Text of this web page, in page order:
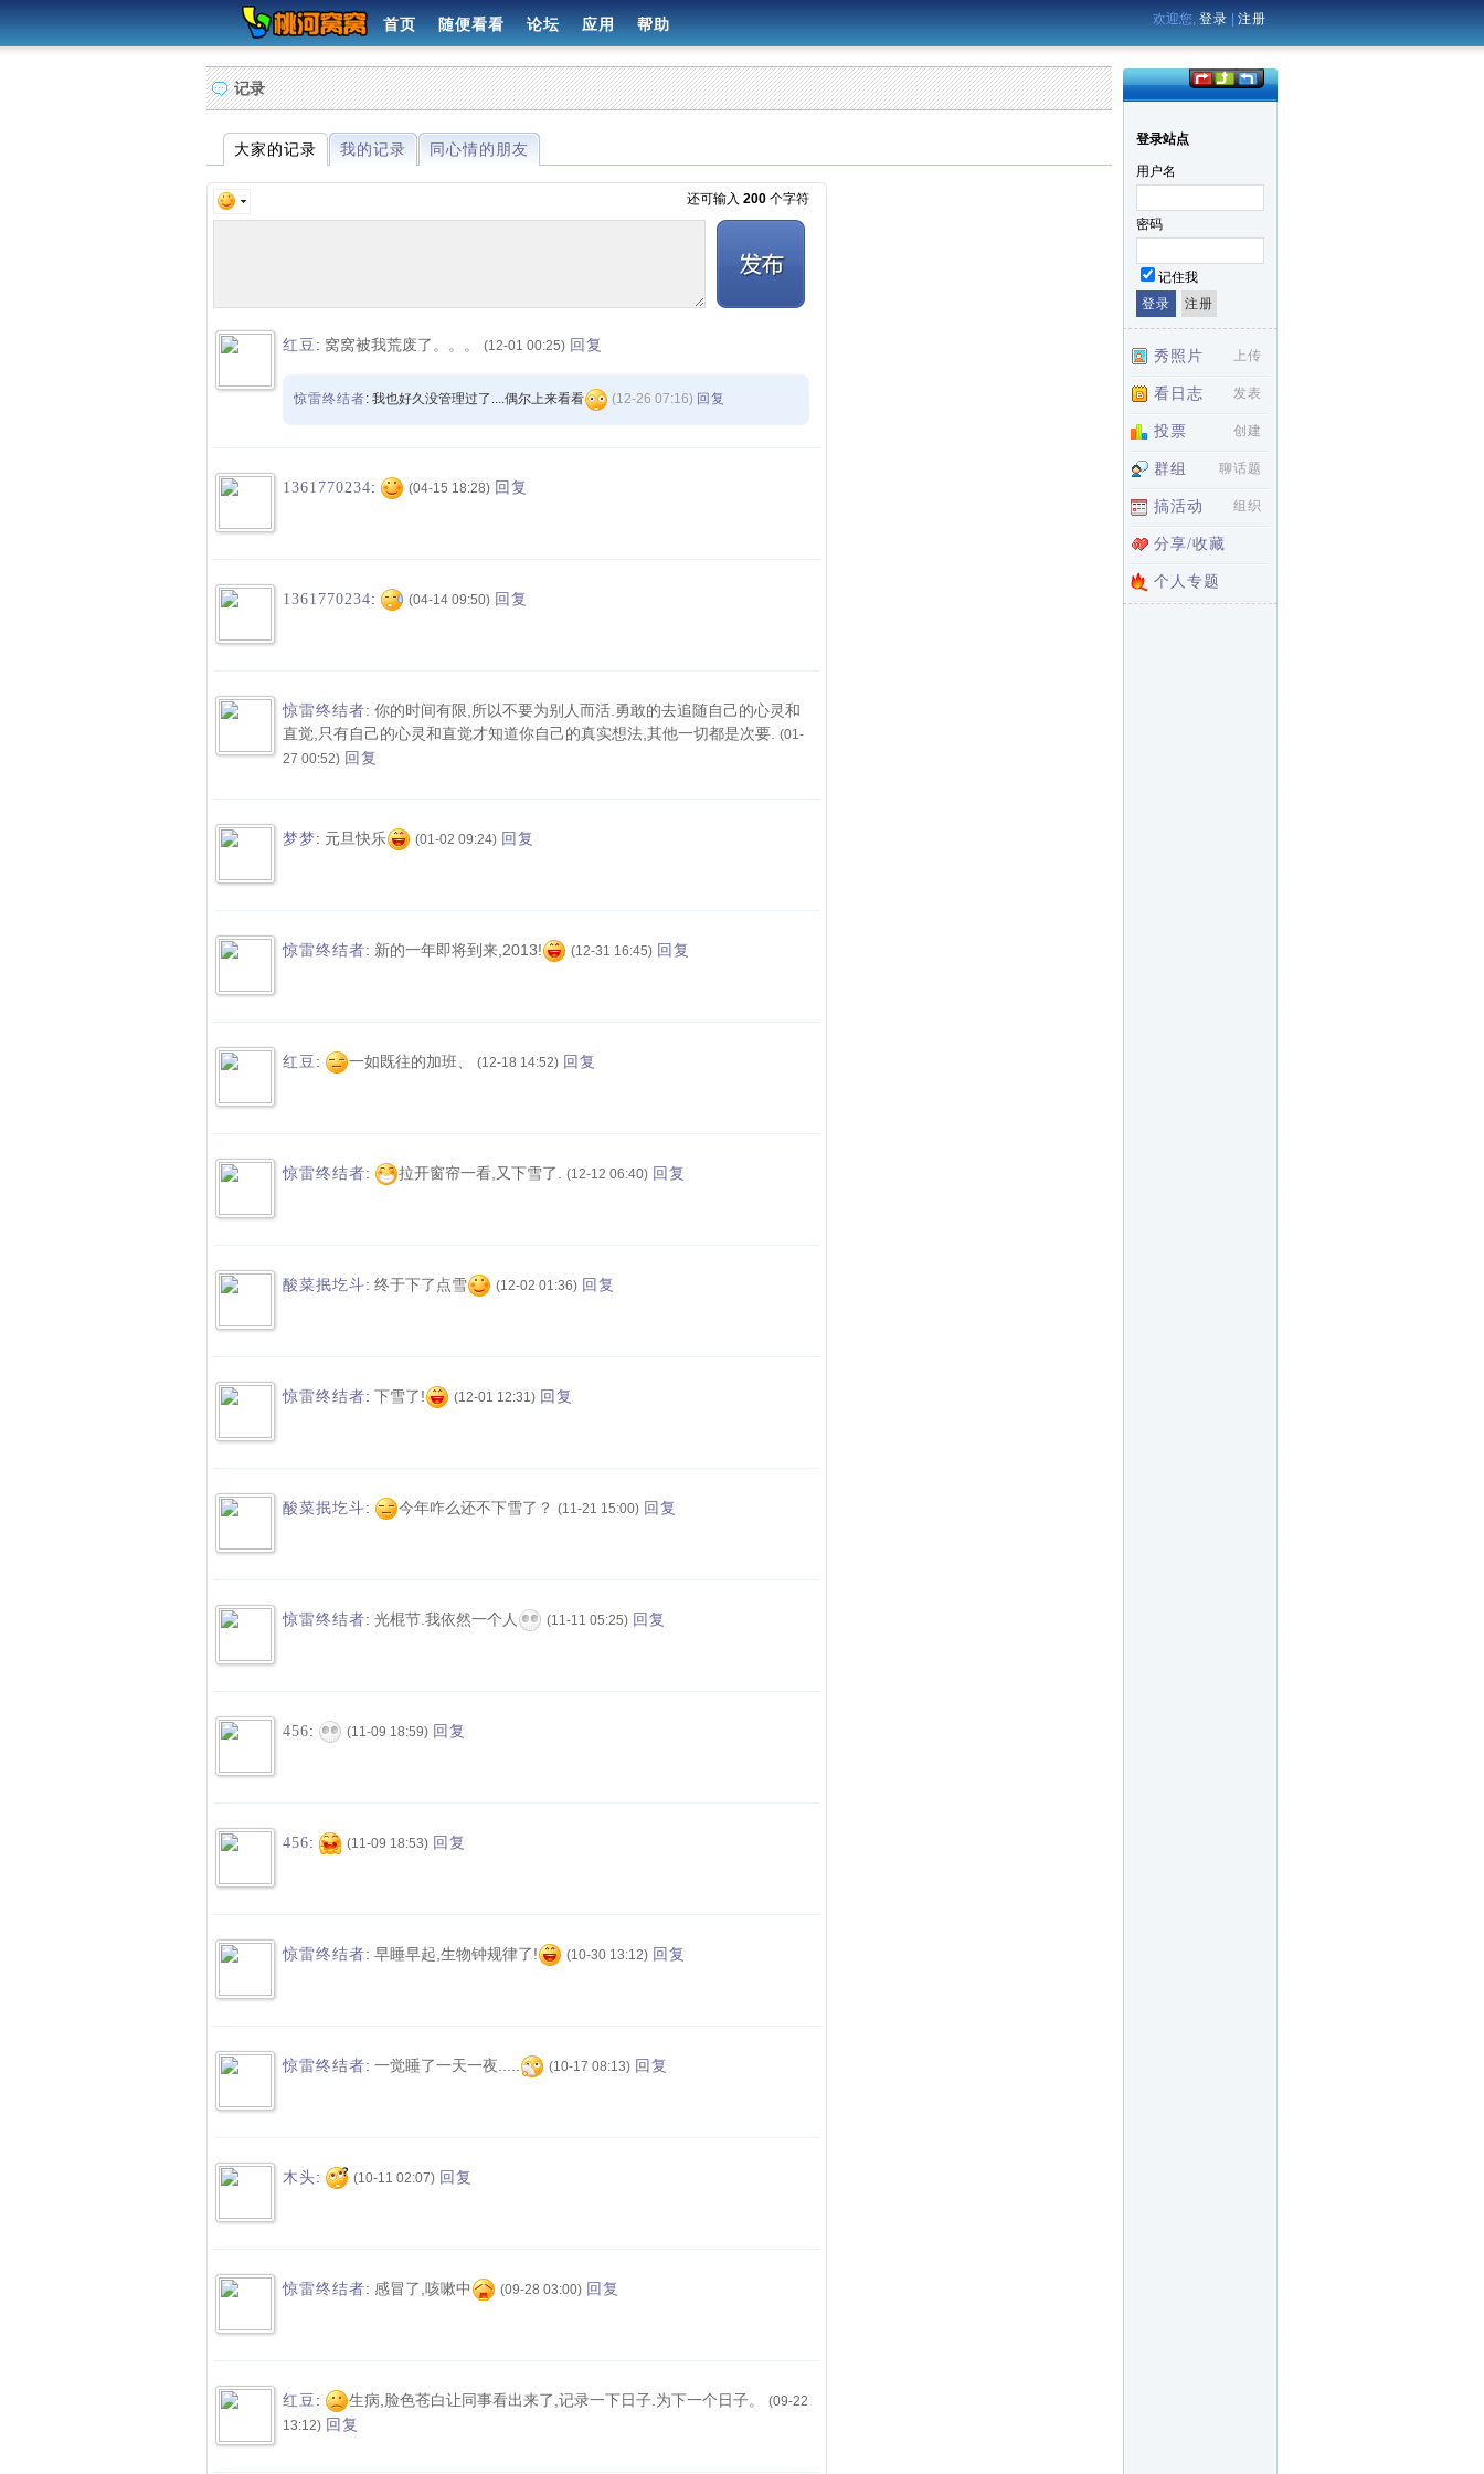
首页 随便看看 论坛 应用 帮助 欢迎您, 登录 注册
记录
大家的记录 我的记录 同心情的朋友
还可输入 200 个字符
红豆 : 窝窝被我荒废了。。。 (12-01 00:25) 回复
惊雷终结者: 我也好久没管理过了....偶尔上来看看 (12-26 07:16) 回复
1361770234: (04-15 18:28) 回复
1361770234: (04-14 09:50) 回复
惊雷终结者: 你的时间有限,所以不要为别人而活.勇敢的去追随自己的心灵和
直觉,只有自己的心灵和直觉才知道你自己的真实想法,其他一切都是次要. (01-
27 00:52) 回复
梦梦 : 元旦快乐 (01-02 09:24) 回复
惊雷终结者: 新的一年即将到来,2013! (12-31 16:45) 回复
红豆 : 一如既往的加班、 (12-18 14:52) 回复
惊雷终结者: 拉开窗帘一看,又下雪了. (12-12 06:40) 回复
酸菜抿圪斗: 终于下了点雪 (12-02 01:36) 回复
惊雷终结者: 下雪了! (12-01 12:31) 回复
酸菜抿圪斗: 今年咋么还不下雪了？ (11-21 15:00) 回复
惊雷终结者: 光棍节.我依然一个人 (11-11 05:25) 回复
456: (11-09 18:59) 回复
456: (11-09 18:53) 回复
惊雷终结者: 早睡早起,生物钟规律了! (10-30 13:12) 回复
惊雷终结者: 一觉睡了一天一夜..... (10-17 08:13) 回复
木头: (10-11 02:07) 回复
惊雷终结者: 感冒了,咳嗽中 (09-28 03:00) 回复
红豆 : 生病,脸色苍白让同事看出来了,记录一下日子.为下一个日子。
(09-22
13:12) 回复
登录站点
用户名
密码
记住我
秀照片 上传
看日志 发表
投票 创建
群组 聊话题
搞活动 组织
分享/收藏
个人专题